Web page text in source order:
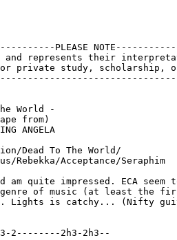
PLEASE
represents their
private study, scholarship,
quite impressed. ECA seem
genre of music (at least the
Lights is catchy... (Nifty
2--------2h3-2h3--